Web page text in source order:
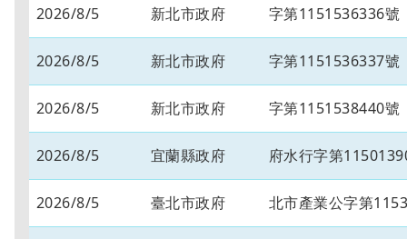
2026/8/5 新北市政府 字第1151536336號
2026/8/5 新北市政府 字第1151536337號
2026/8/5 新北市政府 字第1151538440號
2026/8/5 宜蘭縣政府 府水行字第
2026/8/5 臺北市政府 北市產業公字第